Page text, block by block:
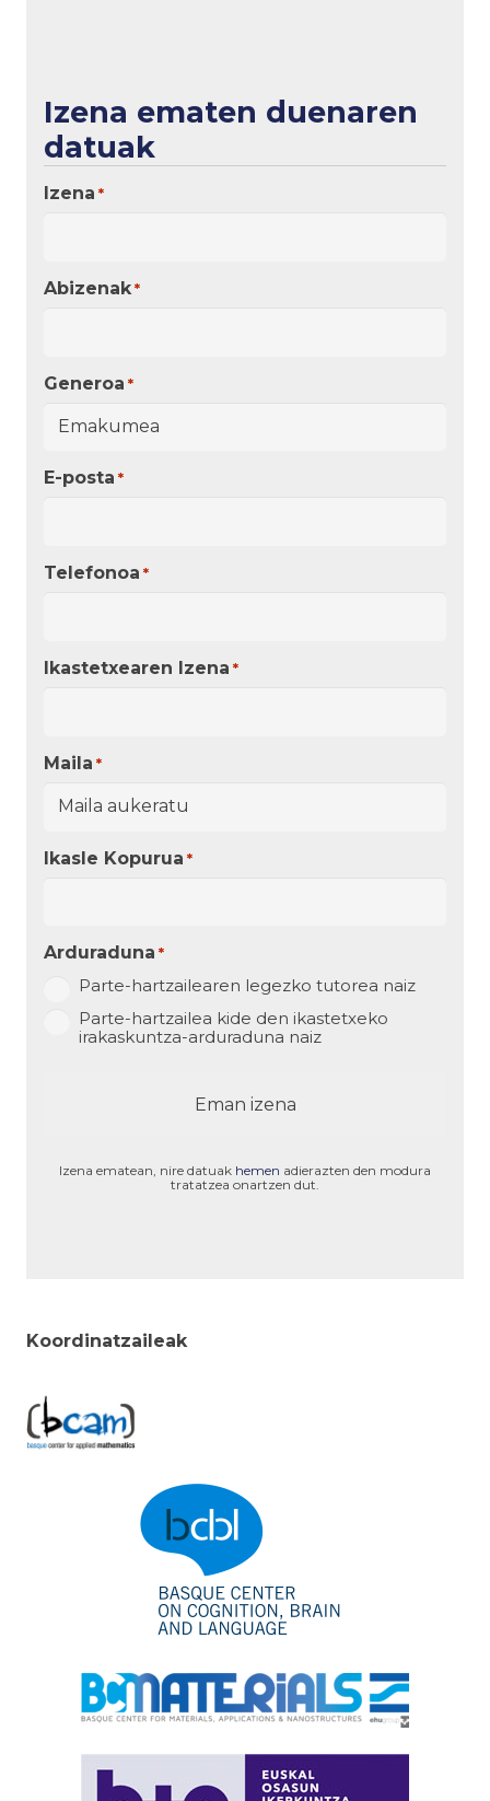
Izena ematen duenaren
datuak
Izena *
Abizenak *
Generoa *
E-posta *
Telefonoa *
Ikastetxearen Izena *
Maila *
Ikasle Kopurua *
Arduraduna *
Parte-hartzailearen legezko tutorea naiz
Parte-hartzailea kide den ikastetxeko
irakaskuntza-arduraduna naiz
Izena ematean, nire datuak hemen adierazten den modura
tratatzea onartzen dut.
Koordinatzaileak